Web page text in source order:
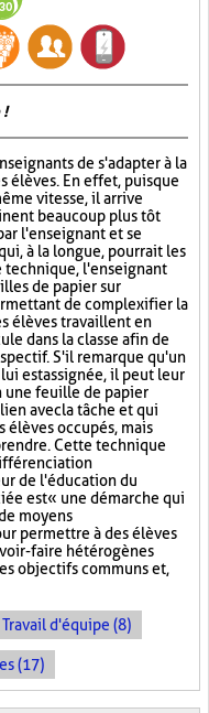
!
de s'adapter à la
élèves. En effet, puisque
vitesse, il arrive
beaucoup plus tôt
l'enseignant et se
à la longue, pourrait les
l'enseignant
de papier sur
de complexifier la
élèves travaillent en
dans la classe afin de
S'il remarque qu'un
est assignée, il peut leur
une feuille de papier
avec la tâche et qui
élèves occupés, mais
Cette technique
de l'éducation du
est « une démarche qui
moyens
permettre à des élèves
faire hétérogènes
objectifs communs et,
Travail d'équipe (8)
(17)